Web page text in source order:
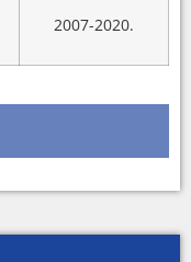
2007-2020.